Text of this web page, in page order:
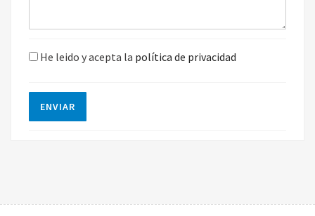
He leido y acepta la política de privacidad
ENVIAR